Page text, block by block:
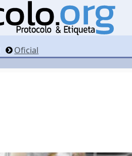
Oficial